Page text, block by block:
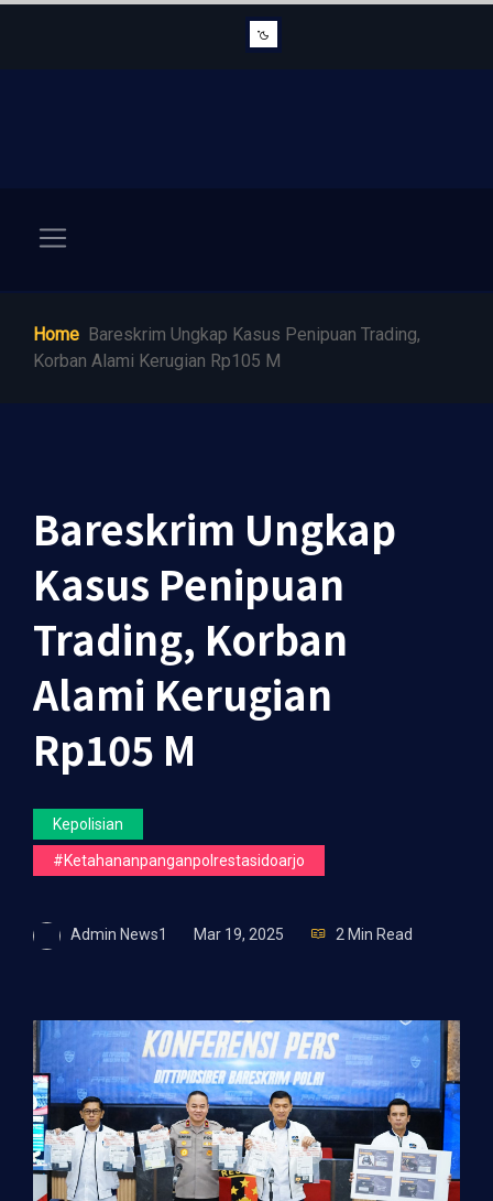
Home Bareskrim Ungkap Kasus Penipuan Trading,
Korban Alami Kerugian Rp105 M
Bareskrim Ungkap
Kasus Penipuan
Trading, Korban
Alami Kerugian
Rp105 M
Kepolisian
#ketahananpanganpolrestasidoarjo
Admin News1 Mar 19, 2025 2 Min Read